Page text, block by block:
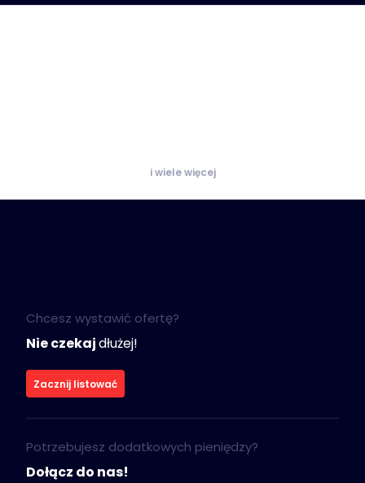
i wiele więcej
Chcesz wystawić ofertę?
Nie czekajdłużej!
Zacznij listować
Potrzebujesz dodatkowych pieniędzy?
Dołącz do nas!